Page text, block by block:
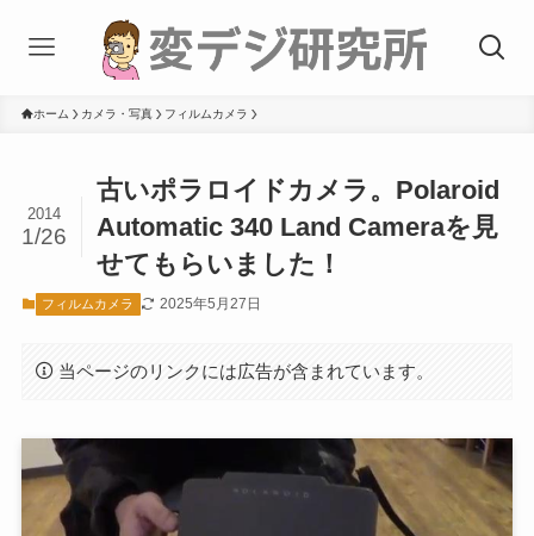
ホーム カメラ・写真 フィルムカメラ
古いポラロイドカメラ。Polaroid
Automatic 340 Land Cameraを見
せてもらいました！
2014
1/26
フィルムカメラ 2025年5月27日
当ページのリンクには広告が含まれています。